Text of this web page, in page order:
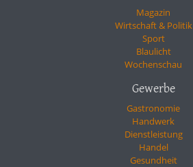
Magazin
Wirtschaft & Politik
Sport
Blaulicht
Wochenschau
Gewerbe
Gastronomie
Handwerk
Dienstleistung
Handel
Gesundheit